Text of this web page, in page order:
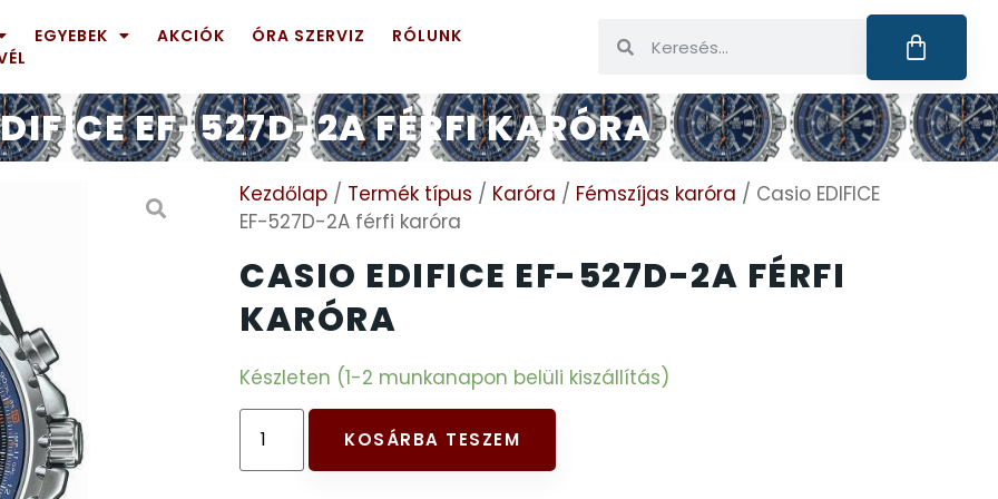
EGYEBEK AKCIÓK ÓRA SZERVIZ
RÓLUNK
EF-527D-2A FÉRFI KARÓRA
Kezdőlap / Termék típus / Karóra / Fémszíjas karóra / Casio EDIFICE
EF-527D-2A férfi karóra
CASIO EDIFICE EF-527D-2A FÉRFI
KARÓRA
Készleten (1-2 munkanapon belüli kiszállítás)
KOSÁRBA TESZEM